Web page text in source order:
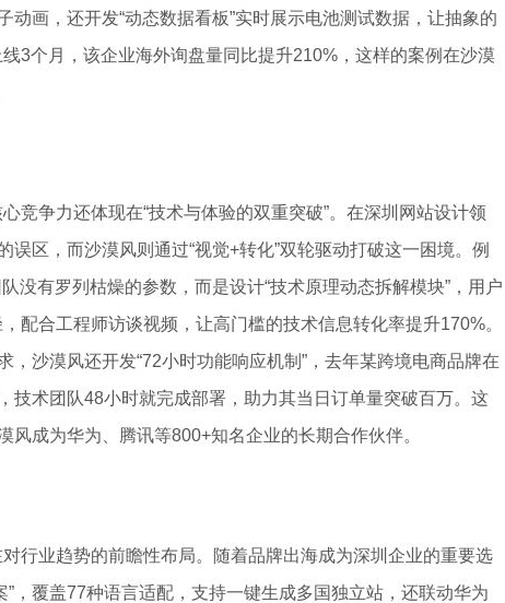
动画，还开发“动态数据看板”实时展示电池测试数据，让抽象的
3个月，该企业海外询盘量同比提升210%，这样的案例在沙漠
竞争力还体现在“技术与体验的双重突破”。在深圳网站设计领
误区，而沙漠风则通过“视觉+转化”双轮驱动打破这一困境。例
没有罗列枯燥的参数，而是设计“技术原理动态拆解模块”，用户
配合工程师访谈视频，让高门槛的技术信息转化率提升170%。
，沙漠风还开发“72小时功能响应机制”，去年某跨境电商品牌在
技术团队48小时就完成部署，助力其当日订单量突破百万。这
风成为华为、腾讯等800+知名企业的长期合作伙伴。
行业趋势的前瞻性布局。随着品牌出海成为深圳企业的重要选
，覆盖77种语言适配，支持一键生成多国独立站，还联动华为